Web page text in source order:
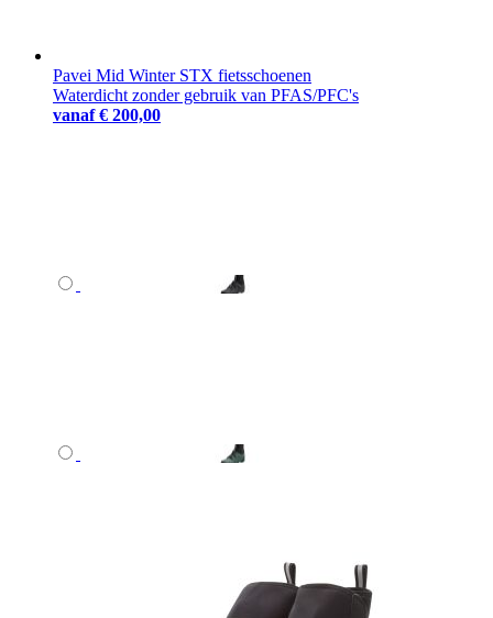
Pavei Mid Winter STX fietsschoenen
Waterdicht zonder gebruik van PFAS/PFC's
vanaf € 200,00